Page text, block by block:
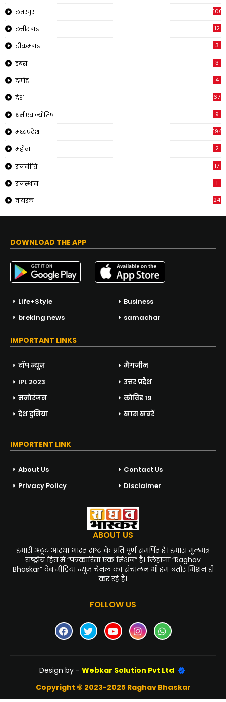
छतरपुर 1001
छत्तीसगढ़ 12
टीकमगढ़ 3
डबरा 3
दमोह 4
देश 67
धर्म एवं ज्योतिष 9
मध्यप्रदेश 194
महोबा 2
राजनीति 17
राजस्थान 1
वायरल 24
DOWNLOAD THE APP
Life+Style
Business
breking news
samachar
IMPORTANT LINKS
टॉप न्यूज़
मैगजीन
IPL 2023
उत्तर प्रदेश
मनोरंजन
कोविड 19
देश दुनिया
खास खबरें
IMPORTENT LINK
About Us
Contact Us
Privacy Policy
Disclaimer
ABOUT US
हमारी अटूट आस्था भारत राष्ट्र के प्रति पूर्ण समर्पित है। हमारा मूलमंत्र
राष्ट्रीय हित में “पत्रकारिता एक मिशन” है। लिहाजा “Raghav
Bhaskar” वेब मीडिया न्यूज़ चैनल का संचालन भी हम बतौर मिशन ही
कर रहे हैं।
FOLLOW US
Design by - Webkar Solution Pvt Ltd
Copyright © 2023-2025 Raghav Bhaskar